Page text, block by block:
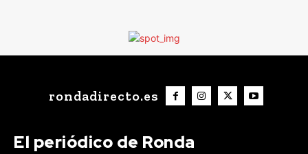
rondadirecto.es
El periódico de Ronda